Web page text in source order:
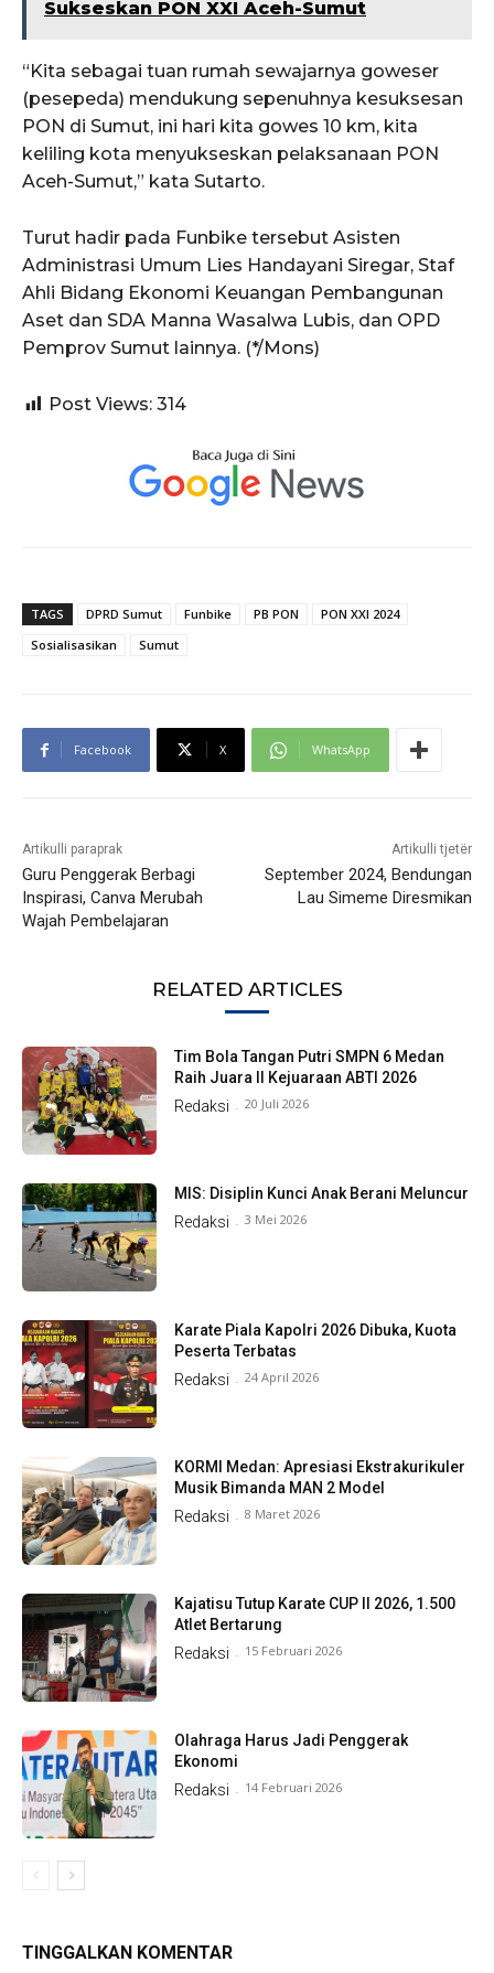
Sukseskan PON XXI Aceh-Sumut
“Kita sebagai tuan rumah sewajarnya goweser
(pesepeda) mendukung sepenuhnya kesuksesan
PON di Sumut, ini hari kita gowes 10 km, kita
keliling kota menyukseskan pelaksanaan PON
Aceh-Sumut,” kata Sutarto.
Turut hadir pada Funbike tersebut Asisten
Administrasi Umum Lies Handayani Siregar, Staf
Ahli Bidang Ekonomi Keuangan Pembangunan
Aset dan SDA Manna Wasalwa Lubis, dan OPD
Pemprov Sumut lainnya. (*/Mons)
Post Views: 314
TAGS DPRD Sumut Funbike PB PON
PON XXI 2024
Sosialisasikan
Sumut
Facebook X WhatsApp
Artikulli paraprak
Guru Penggerak Berbagi
Inspirasi, Canva Merubah
Wajah Pembelajaran
Artikulli tjetër
September 2024, Bendungan
Lau Simeme Diresmikan
RELATED ARTICLES
Tim Bola Tangan Putri SMPN 6 Medan
Raih Juara II Kejuaraan ABTI 2026
Redaksi - 20 Juli 2026
MIS: Disiplin Kunci Anak Berani Meluncur
Redaksi - 3 Mei 2026
Karate Piala Kapolri 2026 Dibuka, Kuota
Peserta Terbatas
Redaksi - 24 April 2026
KORMI Medan: Apresiasi Ekstrakurikuler
Musik Bimanda MAN 2 Model
Redaksi - 8 Maret 2026
Kajatisu Tutup Karate CUP II 2026, 1.500
Atlet Bertarung
Redaksi - 15 Februari 2026
Olahraga Harus Jadi Penggerak
Ekonomi
Redaksi - 14 Februari 2026
TINGGALKAN KOMENTAR